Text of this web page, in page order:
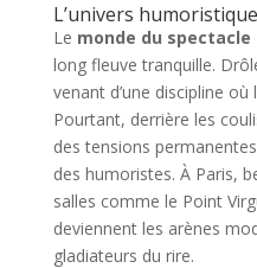
L’univers
Le monde du spectacle
long fleuve tranquille.
venant d’une discipline
Pourtant, derrière les
des tensions
des humoristes. À Paris,
salles comme le Point
deviennent les arènes
gladiateurs du rire.